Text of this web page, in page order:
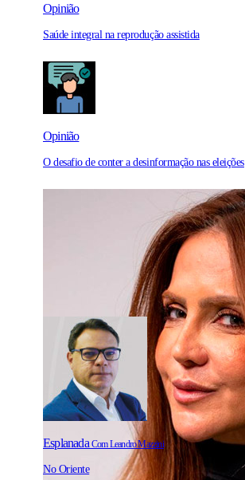
Opinião
Saúde integral na reprodução assistida
Opinião
O desafio de conter a desinformação nas eleições
Esplanada Com Leandro Mazzini
No Oriente